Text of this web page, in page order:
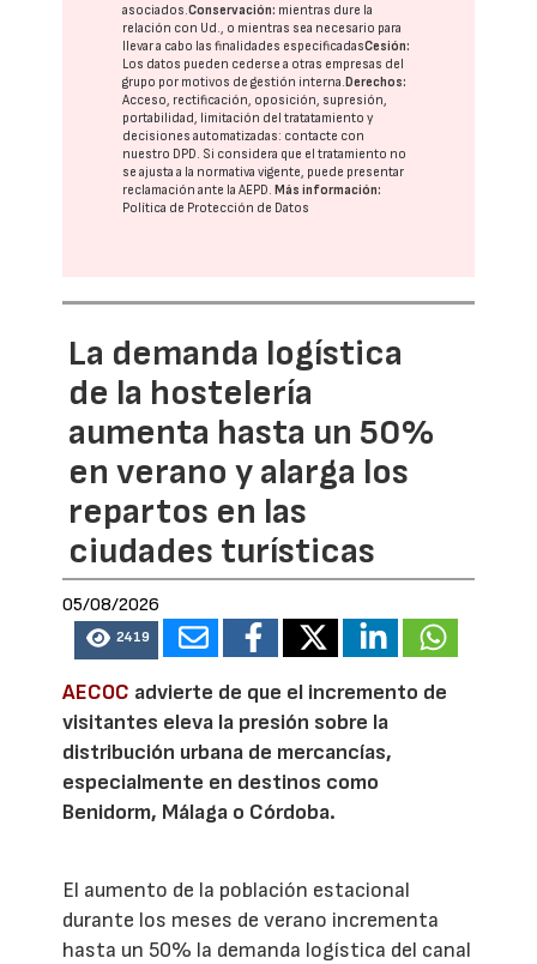
asociados.Conservación: mientras dure la
relación con Ud., o mientras sea necesario para
llevar a cabo las finalidades especificadasCesión:
Los datos pueden cederse a otras empresas del
grupo por motivos de gestión interna. Derechos:
Acceso, rectificación, oposición, supresión,
portabilidad, limitación del tratatamiento y
decisiones automatizadas: contacte con
nuestro DPD. Si considera que el tratamiento no
se ajusta a la normativa vigente, puede presentar
reclamación ante laAEPD. Más información:
Política de Protección de Datos
La demanda logística
de la hostelería
aumenta hasta un 50%
en verano y alarga los
repartos en las
ciudades turísticas
05/08/2026
2419
AECOC advierte de que el incremento de
visitantes eleva la presión sobre la
distribución urbana de mercancías,
especialmente en destinos como
Benidorm, Málaga o Córdoba.
El aumento de la población estacional
durante los meses de verano incrementa
hasta un 50% la demanda logística del canal